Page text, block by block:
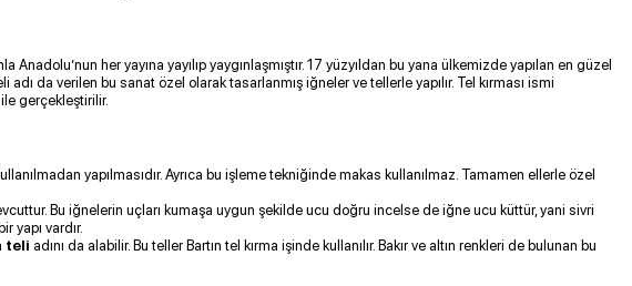
her yayına yayılıp yaygınlaşmıştır. 17 yüzyıldan bu yana ülkemizde yapılan en güzel
da verilen bu sanat özel olarak tasarlanmış iğneler ve tellerle yapılır. Tel kırması ismi
gerçekleştirilir.
yapılmasıdır. Ayrıca bu işleme tekniğinde makas kullanılmaz. Tamamen ellerle özel
Bu iğnelerin uçları kumaşa uygun şekilde ucu doğru incelse de iğne ucu küttür, yani sivri
yapı vardır.
teli adını da alabilir. Bu teller Bartın tel kırma işinde kullanılır. Bakır ve altın renkleri de bulunan bu